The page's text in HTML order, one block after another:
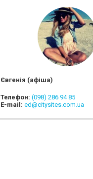
Євгенія (афіша)
Телефон: (098) 286 94 85
E-mail: ed@citysites.com.ua